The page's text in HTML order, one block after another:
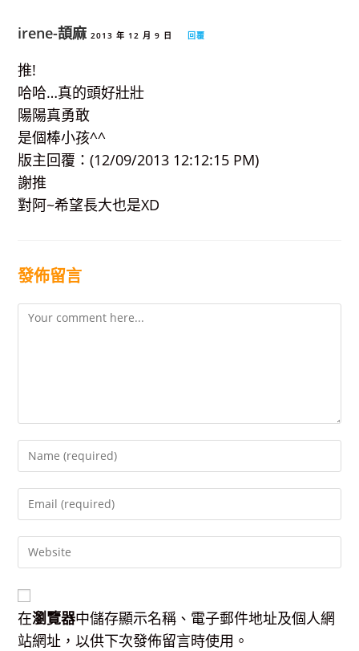
irene-頡麻 2013 年 12 月 9 日 回覆
推!
哈哈…真的頭好壯壯
陽陽真勇敢
是個棒小孩^^
版主回覆：(12/09/2013 12:12:15 PM)
謝推
對阿~希望長大也是XD
發佈留言
Comment
your
username
to
comment
your
address
toyour
(optional)
在瀏覽器中儲存顯示名稱、電子郵件地址及個人網
站網址，以供下次發佈留言時使用。